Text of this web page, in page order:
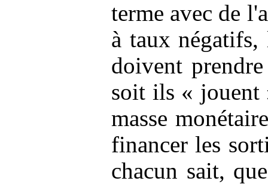
terme avec de
à taux
doivent
soit ils « jouent
masse
financer les
chacun sait,